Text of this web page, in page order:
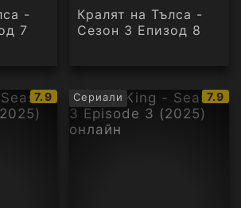
-
7
Кралят на Тълса -
Сезон 3 Епизод 8
IMDb
рейтинг:
7.9 Сериали
IMDb
7.9